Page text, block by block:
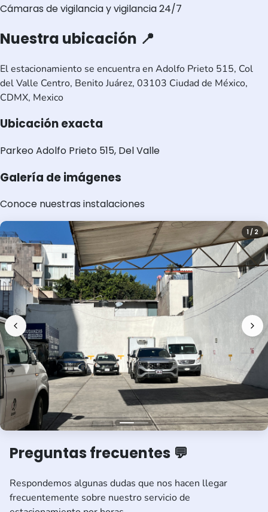
Cámaras de vigilancia y vigilancia 24/7
Nuestra ubicación 📍
El estacionamiento se encuentra en Adolfo Prieto 515, Col
del Valle Centro, Benito Juárez, 03103 Ciudad de México,
CDMX, Mexico
Ubicación exacta
Parkeo Adolfo Prieto 515, Del Valle
Galería de imágenes
Conoce nuestras instalaciones
1 / 2
Preguntas frecuentes 💬
Respondemos algunas dudas que nos hacen llegar
frecuentemente sobre nuestro servicio de